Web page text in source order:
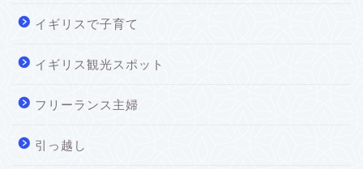
イギリスで子育て
イギリス観光スポット
フリーランス主婦
引っ越し